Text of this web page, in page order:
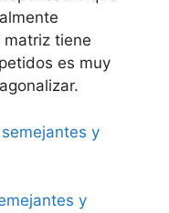
tiene
es muy
y
y